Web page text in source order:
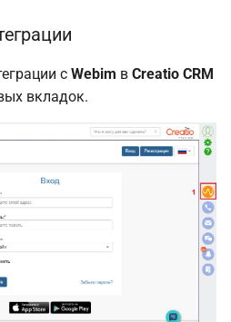
с Webim в Creatio CRM
вкладок.